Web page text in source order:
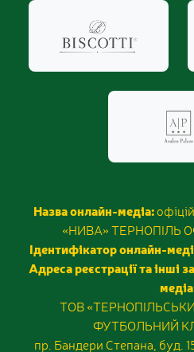
Назва онлайн-медіа:
«НИВА» ТЕРНОПІЛЬ
Ідентифікатор онлайн-
Адреса реєстрації та інші
ТОВ
ФУТБОЛЬНИЙ
пр. Бандери Степана, буд.